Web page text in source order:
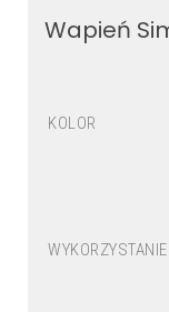
Wapień
KOLOR
WYKORZYSTANIE